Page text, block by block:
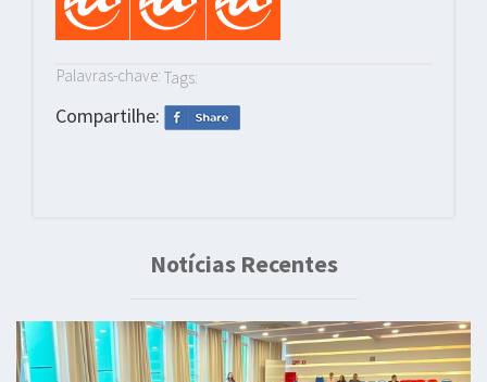
Palavras-chave: Tags:
Compartilhe:
Notícias Recentes